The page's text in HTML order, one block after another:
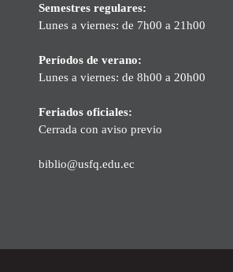
Semestres regulares:
Lunes a viernes: de 7h00 a 21h00
Períodos de verano:
Lunes a viernes: de 8h00 a 20h00
Feriados oficiales:
Cerrada con aviso previo
biblio@usfq.edu.ec